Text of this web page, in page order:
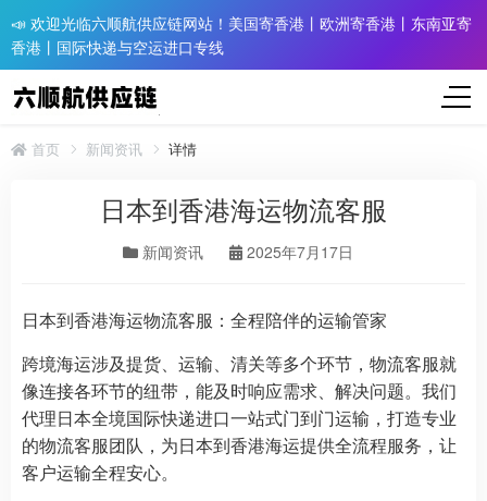
📣 欢迎光临六顺航供应链网站！美国寄香港丨欧洲寄香港丨东南亚寄
香港丨国际快递与空运进口专线
首页 新闻资讯 详情
日本到香港海运物流客服
新闻资讯 2025年7月17日
日本到香港海运物流客服：全程陪伴的运输管家
跨境海运涉及提货、运输、清关等多个环节，物流客服就
像连接各环节的纽带，能及时响应需求、解决问题。我们
代理日本全境国际快递进口一站式门到门运输，打造专业
的物流客服团队，为日本到香港海运提供全流程服务，让
客户运输全程安心。